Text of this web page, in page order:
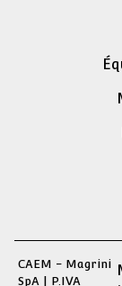
CAEM - Magrini
SpA | P.IVA